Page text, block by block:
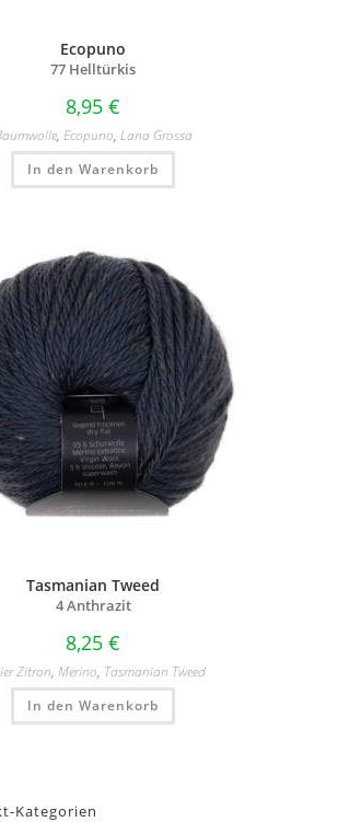
Ecopuno
77 Helltürkis
8,95 €
, Ecopuno, Lana Grossa
In den Warenkorb
Tasmanian Tweed
4 Anthrazit
8,25 €
Zitron, Merino, Tasmanian Tweed
In den Warenkorb
Kategorien